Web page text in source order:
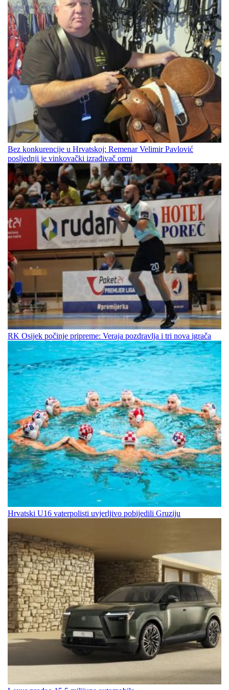
Bez konkurencije u Hrvatskoj: Remenar Velimir Pavlović
posljednji je vinkovački izrađivač ormi
RK Osijek počinje pripreme: Veraja pozdravlja i tri nova igrača
Hrvatski U16 vaterpolisti uvjerljivo pobijedili Gruziju